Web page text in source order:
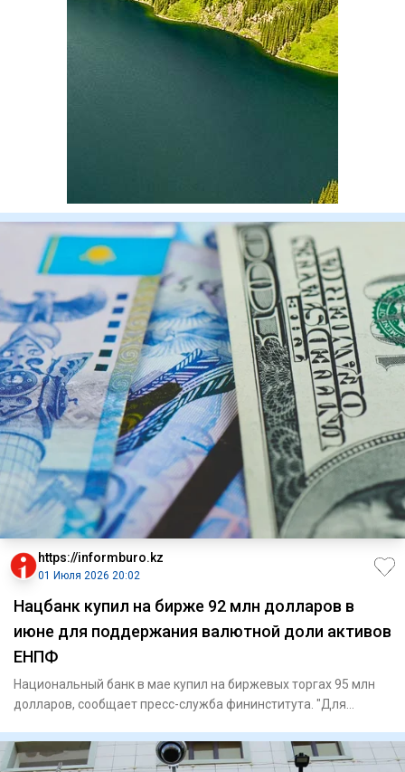
https://informburo.kz
01 Июля 2026 20:02
Нацбанк купил на бирже 92 млн долларов в
июне для поддержания валютной доли активов
ЕНПФ
Национальный банк в мае купил на биржевых торгах 95 млн
долларов, сообщает пресс-служба фининститута. "Для